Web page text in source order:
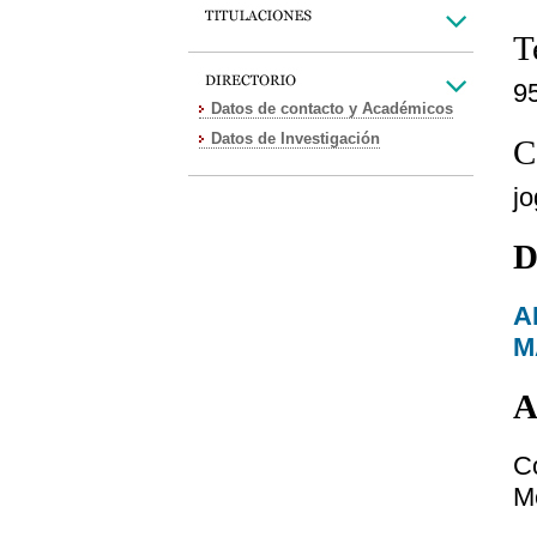
Datos de contacto y Académicos
Datos de Investigación